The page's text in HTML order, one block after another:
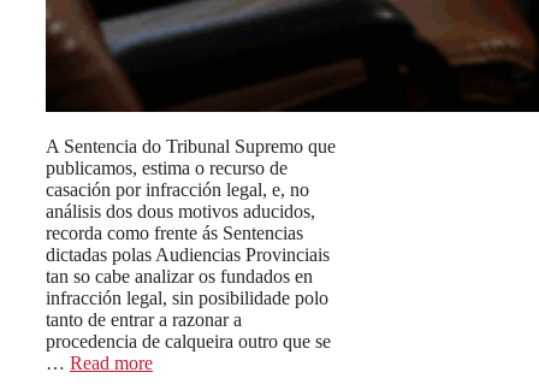
A Sentencia do Tribunal Supremo que
publicamos, estima o recurso de
casación por infracción legal, e, no
análisis dos dous motivos aducidos,
recorda como frente ás Sentencias
dictadas polas Audiencias Provinciais
tan so cabe analizar os fundados en
infracción legal, sin posibilidade polo
tanto de entrar a razonar a
procedencia de calqueira outro que se
… Read more